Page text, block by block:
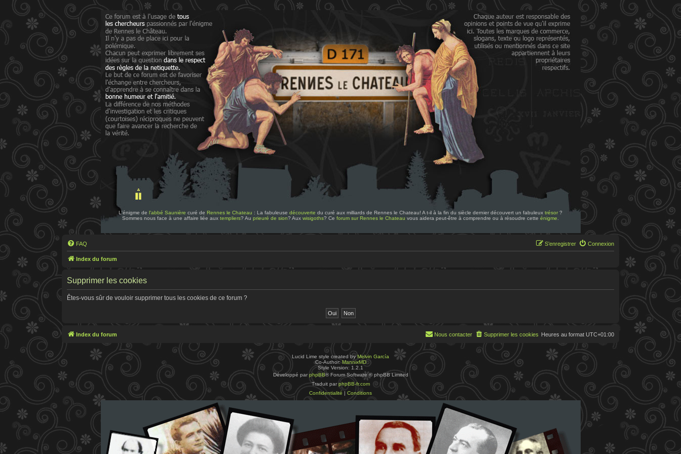
L'énigme de l'abbé Saunière curé de Rennes le Chateau : La fabuleuse découverte du curé aux milliards de Rennes le Chateau! A t-il à la fin du siècle dernier découvert un fabuleux trésor ?
Sommes nous face à une affaire liée aux templiers? Au prieuré de sion? Aux wisigoths? Ce forum sur Rennes le Chateau vous aidera peut-être à comprendre ou à résoudre cette énigme
FAQ Connexion
S’enregistrer
Index du forum
Supprimer les cookies
Êtes-vous sûr de vouloir supprimer tous les cookies de ce forum ?
Index du forum Heures au format UTC+01:00
Supprimer les cookies
Nous contacter
Lucid Lime style created byMelvin García
Co-Author:MannixMD
Style Version: 1.2.1
Développé par phpBB® Forum Software © phpBB Limited
Traduit par phpBB-fr.com
Confidentialité | Conditions